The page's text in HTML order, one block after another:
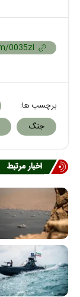
برچسب ها:
جنگ
اخبار مرتبط